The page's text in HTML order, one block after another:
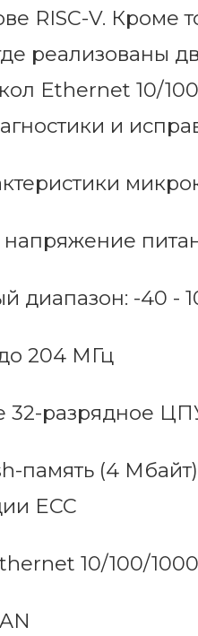
RISC-V. Кроме
реализованы
Ethernet 10/
и
диапазон: -40 -
204 МГц
32-разрядное
память (4
ECC
10/100/